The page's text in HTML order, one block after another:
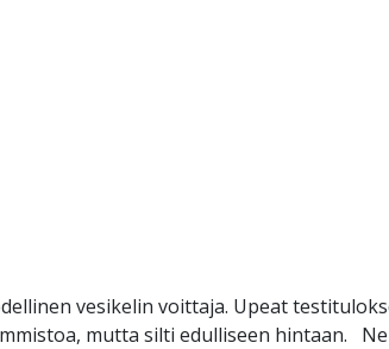
vesikelin voittaja. Upeat
mutta silti edulliseen hintaan.